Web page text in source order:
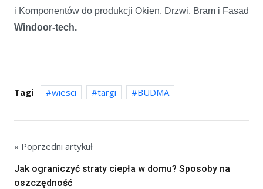
i Komponentów do produkcji Okien, Drzwi, Bram i Fasad
Windoor-tech.
Tagi wiesci targi BUDMA
« Poprzedni artykuł
Jak ograniczyć straty ciepła w domu? Sposoby na
oszczędność